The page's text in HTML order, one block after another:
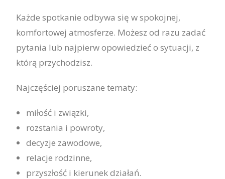
Każde spotkanie odbywa się w spokojnej,
komfortowej atmosferze. Możesz od razu zadać
pytania lub najpierw opowiedzieć o sytuacji, z
którą przychodzisz.
Najczęściej poruszane tematy:
miłość i związki,
rozstania i powroty,
decyzje zawodowe,
relacje rodzinne,
przyszłość i kierunek działań.